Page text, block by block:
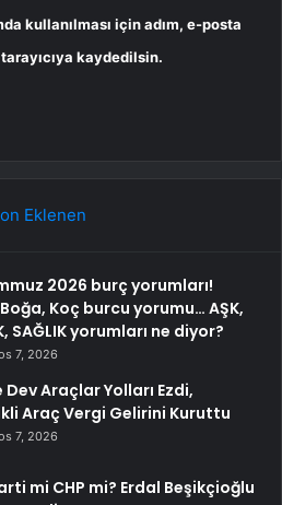
kullanılması için adım, e-posta
kaydedilsin.
Eklenen
2026 burç yorumları!
Koç burcu yorumu… AŞK,
SAĞLIK yorumları ne diyor?
7, 2026
Dev Araçlar Yolları Ezdi,
Araç Vergi Gelirini Kuruttu
7, 2026
mi CHP mi? Erdal Beşikçioğlu